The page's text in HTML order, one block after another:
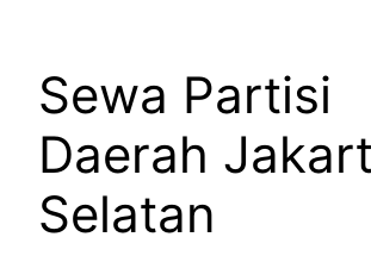
Sewa Partisi
Daerah
Selatan